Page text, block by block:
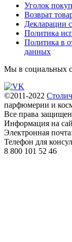
Уголок
Возврат
Декларации
Политика
Политика в
данных
Мы в социальных
©2011-2022
парфюмерии и
Все права
Информация на
Электронная почта:
Телефон для
8 800 101 52 46